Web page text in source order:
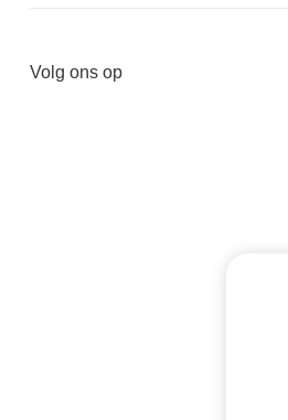
Volg ons op